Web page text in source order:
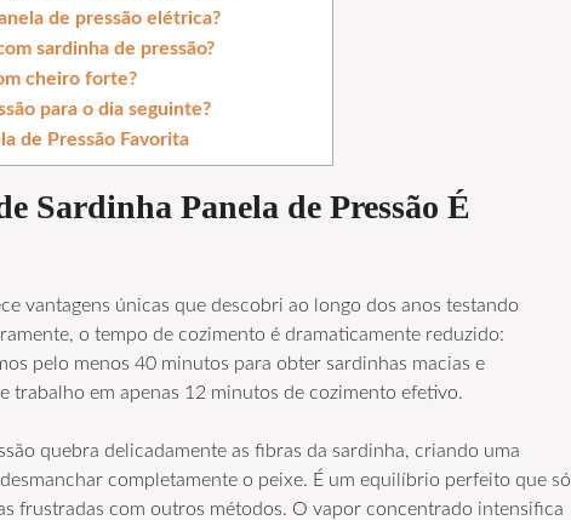
de pressão elétrica?
sardinha de pressão?
cheiro forte?
para o dia seguinte?
de Pressão Favorita
Sardinha Panela de Pressão É
vantagens únicas que descobri ao longo dos anos testando
o tempo de cozimento é dramaticamente reduzido:
pelo menos 40 minutos para obter sardinhas macias e
trabalho em apenas 12 minutos de cozimento efetivo.
quebra delicadamente as fibras da sardinha, criando uma
completamente o peixe. É um equilíbrio perfeito que só
frustradas com outros métodos. O vapor concentrado intensifica